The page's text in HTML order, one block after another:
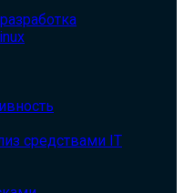
средствами IT